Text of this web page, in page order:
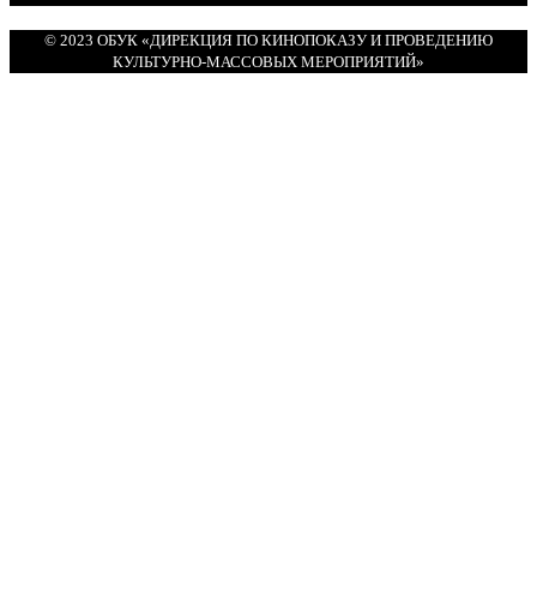
© 2023 ОБУК «ДИРЕКЦИЯ ПО КИНОПОКАЗУ И ПРОВЕДЕНИЮ
КУЛЬТУРНО-МАССОВЫХ МЕРОПРИЯТИЙ»